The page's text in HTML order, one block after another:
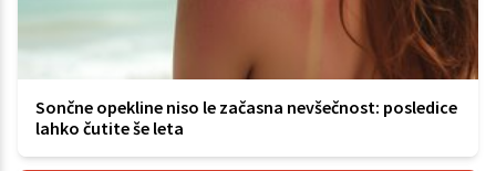
Sončne opekline niso le začasna nevšečnost: posledice
lahko čutite še leta